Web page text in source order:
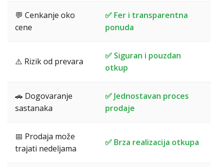
💬 Cenkanje oko
cene
✅ Fer i transparentna
ponuda
⚠️ Rizik od prevara
✅ Siguran i pouzdan
otkup
🚗 Dogovaranje
sastanaka
✅ Jednostavan proces
prodaje
📅 Prodaja može
trajati nedeljama
✅ Brza realizacija otkupa